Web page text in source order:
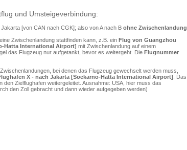
und Umsteigeverbindung:
[von CAN nach CGK]; also von A nach B ohne Zwischenlandung
Zwischenlandung stattfinden kann, z.B. ein Flug von Guangzhou
Hatta International Airport] mit Zwischenlandung auf einem
das Flugzeug nur aufgetankt, bevor es weitergeht. Die Flugnummer
bei denen das Flugzeug gewechselt werden muss,
X - nach Jakarta [Soekarno-Hatta International Airport] . Das
Zielflughafen weitergeleitet. Ausnahme: USA, hier muss das
den Zoll gebracht und dann wieder aufgegeben werden)